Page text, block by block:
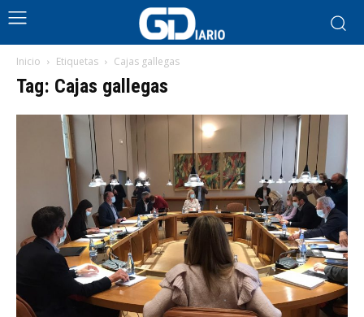
Inicio Etiquetas Cajas gallegas
Tag: Cajas gallegas